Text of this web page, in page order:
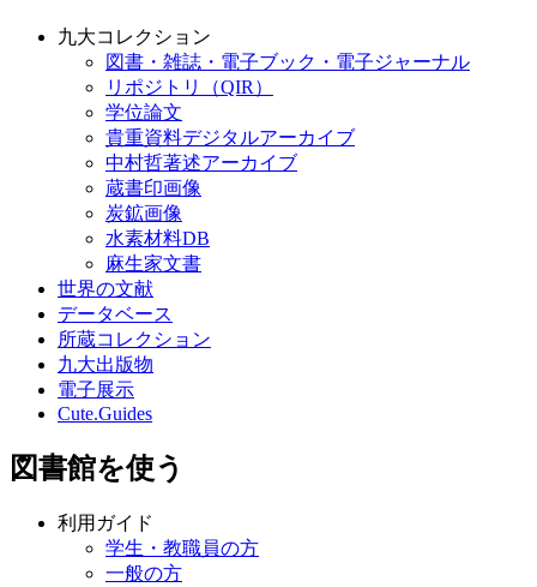
九大コレクション
図書・雑誌・電子ブック・電子ジャーナル
リポジトリ（QIR）
学位論文
貴重資料デジタルアーカイブ
中村哲著述アーカイブ
蔵書印画像
炭鉱画像
水素材料DB
麻生家文書
世界の文献
データベース
所蔵コレクション
九大出版物
電子展示
Cute.Guides
図書館を使う
利用ガイド
学生・教職員の方
一般の方